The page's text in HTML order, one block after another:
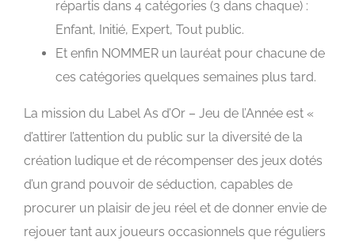
répartis dans 4 catégories (3 dans chaque) :
Enfant, Initié, Expert, Tout public.
Et enfin NOMMERun lauréat pour chacune de
ces catégories quelques semaines plus tard.
La mission du Label As d’Or – Jeu de l’Année est «
d’attirer l’attention du public sur la diversité de la
création ludique et de récompenser des jeux dotés
d’un grand pouvoir de séduction, capables de
procurer un plaisir de jeu réel et de donner envie de
rejouer tant aux joueurs occasionnels que réguliers